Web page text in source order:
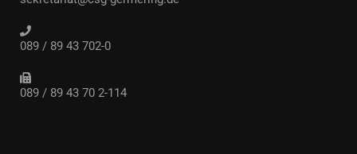
089 / 89 43 702-0
089 / 89 43 70 2-114